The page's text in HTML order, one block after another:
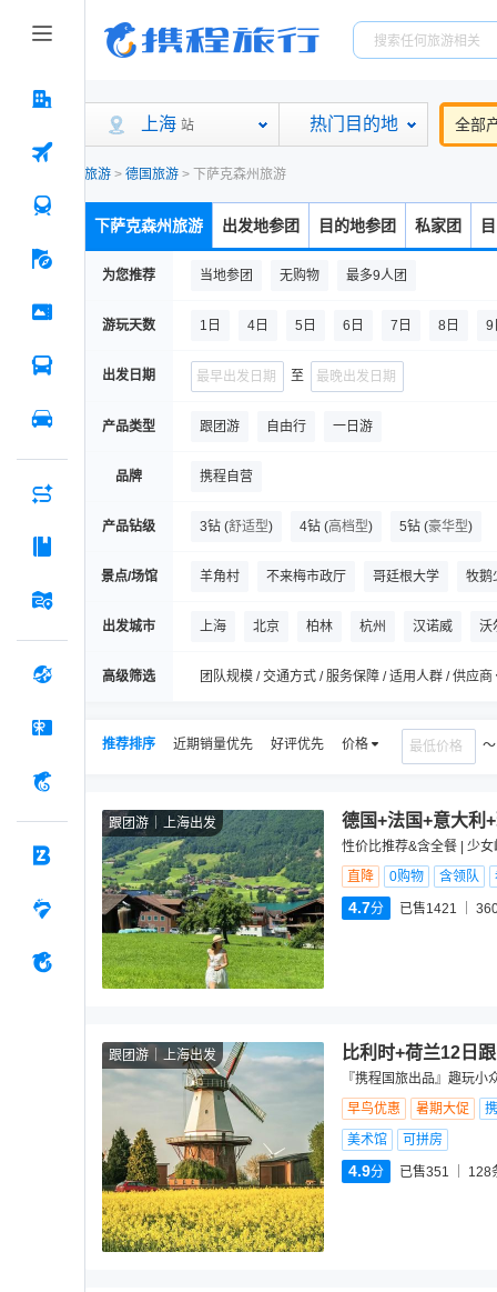
上海 站 热门目的地 全部
旅游 > 德国旅游 > 下萨克森州旅游
下萨克森州旅游 出发地参团 目的地参团 私家团
为您推荐 当地参团 无购物 最多9人团
游玩天数 1日 4日 5日 6日 7日 8日 9
出发日期 至
产品类型 跟团游 自由行 一日游
品牌 携程自营
产品钻级 3钻 (舒适型) 4钻 (高档型) 5钻 (豪华型)
景点/场馆 羊角村 不来梅市政厅 哥廷根大学 牧鹅
阿姆斯特丹运河 科隆大教堂 老市政厅
出发城市 上海 北京 柏林 杭州 汉诺威 沃
高级筛选 团队规模 / 交通方式 / 服务保障 / 适用人群 / 供应商
推荐排序 近期销量优先 好评优先 价格
跟团游 上海出发 德国+法国+意大利
性价比推荐&含全餐 | 少
直降
0购物 含领队
4.7分 已售1421
跟团游 上海出发 比利时+荷兰12日
『携程国旅出品』趣玩
早鸟优惠
暑期大促
美术馆
可拼房
4.9分 已售351 128